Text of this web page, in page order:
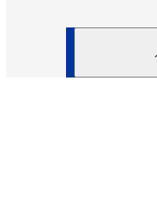
・当社取扱
内